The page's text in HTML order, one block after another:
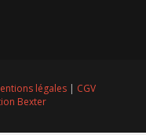
légales | CGV
Bexter